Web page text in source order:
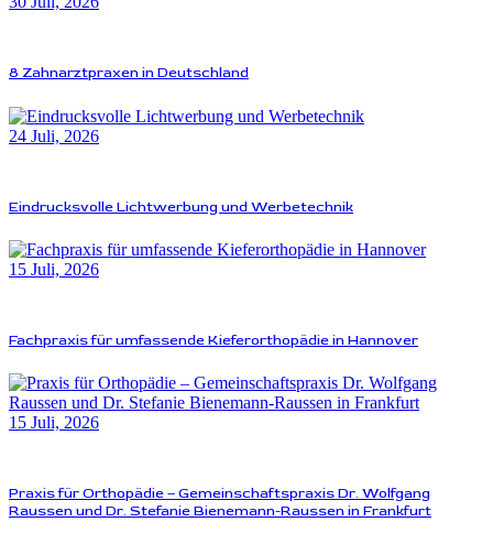
8 Zahnarztpraxen in Deutschland
24 Juli, 2026
Eindrucksvolle Lichtwerbung und Werbetechnik
15 Juli, 2026
Fachpraxis für umfassende Kieferorthopädie in Hannover
15 Juli, 2026
Praxis für Orthopädie – Gemeinschaftspraxis Dr. Wolfgang
Raussen und Dr. Stefanie Bienemann-Raussen in Frankfurt